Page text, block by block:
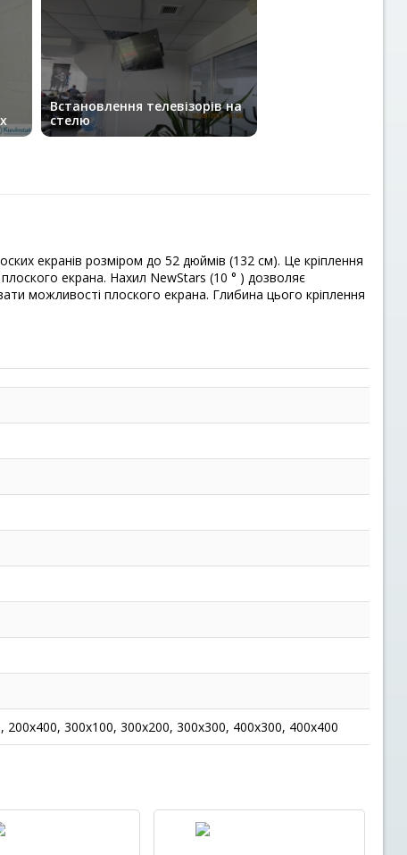
Встановлення телевізорів на
стелю
екранів розміром до 52 дюймів (132 см). Це кріплення
екрана. Нахил NewStars (10 ° ) дозволяє
можливості плоского екрана. Глибина цього кріплення
200x400, 300x100, 300x200, 300x300, 400x300, 400x400